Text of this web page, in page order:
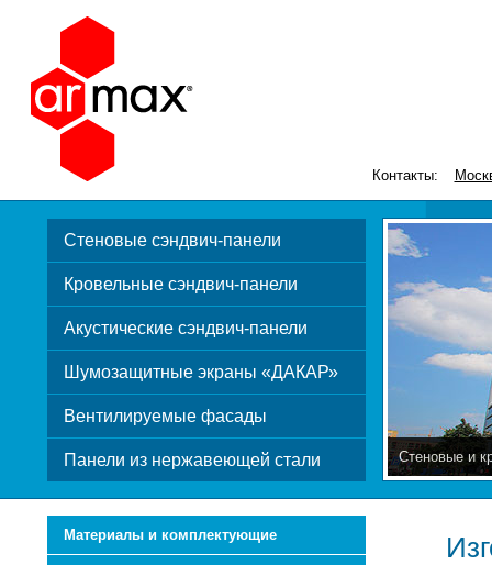
Контакты:
Стеновые сэндвич-панели
Кровельные сэндвич-панели
Акустические сэндвич-панели
Шумозащитные экраны «ДАКАР»
Вентилируемые фасады
Панели из нержавеющей стали
Материалы и комплектующие